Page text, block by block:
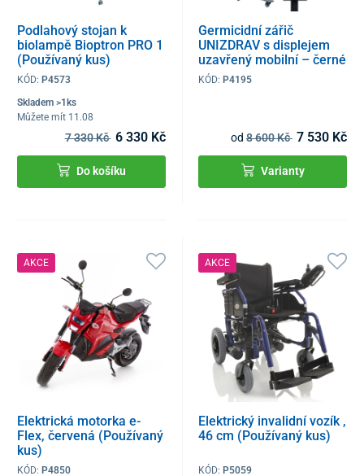
Podlahový stojan k
biolampě Bioptron PRO 1
(Používaný kus)
KÓD: P4573
Skladem >1ks
Můžete mít 11.08
7 330 Kč 6 330 Kč
Do košíku
Germicidní zářič
UNIZDRAV s displejem
uzavřený mobilní – černé
provedení (Používaný
KÓD:P4195
od 8 600 Kč 7 530 Kč
Varianty
AKCE
Elektrická motorka e-
Flex, červená (Používaný
kus)
KÓD: P4850
AKCE
Elektrický invalidní vozík ,
46 cm (Používaný kus)
KÓD:P5059